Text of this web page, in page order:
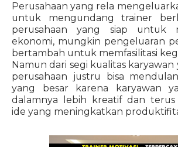
Perusahaan yang rela
untuk mengundang trainer
perusahaan yang siap untuk
ekonomi, mungkin pengeluaran
bertambah untuk memfasilitasi
Namun dari segi kualitas karyawan
perusahaan justru bisa
yang besar karena karyawan
dalamnya lebih kreatif dan terus
ide yang meningkatkan